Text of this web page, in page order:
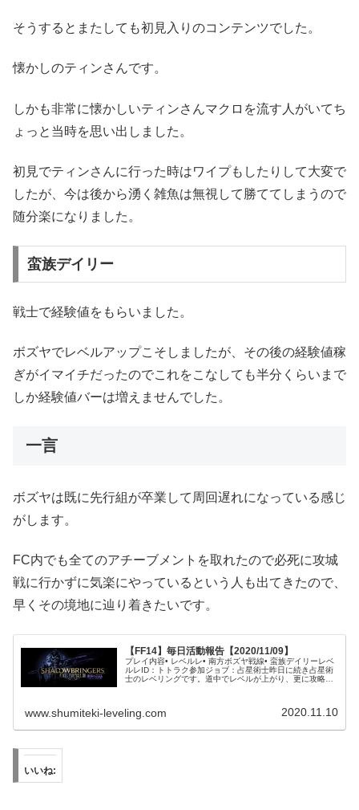
そうするとまたしても初見入りのコンテンツでした。
懐かしのティンさんです。
しかも非常に懐かしいティンさんマクロを流す人がいてち
ょっと当時を思い出しました。
初見でティンさんに行った時はワイプもしたりして大変で
したが、今は後から湧く雑魚は無視して勝ててしまうので
随分楽になりました。
蛮族デイリー
戦士で経験値をもらいました。
ボズヤでレベルアップこそしましたが、その後の経験値稼
ぎがイマイチだったのでこれをこなしても半分くらいまで
しか経験値バーは増えませんでした。
一言
ボズヤは既に先行組が卒業して周回遅れになっている感じ
がします。
FC内でも全てのアチーブメントを取れたので必死に攻城
戦に行かずに気楽にやっているという人も出てきたので、
早くその境地に辿り着きたいです。
【FF14】毎日活動報告【2020/11/09】
プレイ内容• レベルレ• 南方ボズヤ戦線• 蛮族デイリーレベ
ルレID：トトラク参加ジョブ：占星術士昨日に続き占星術
士のレベリングです。道中でレベルが上がり、更に攻略後
www.shumiteki-leveling.com 2020.11.10
いいね: